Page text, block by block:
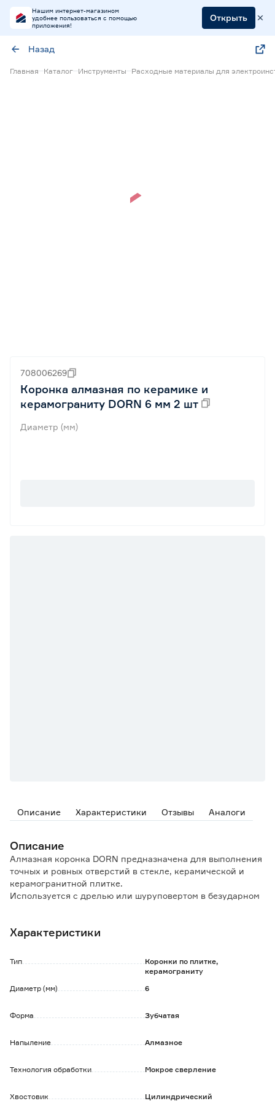
Нашим интернет-магазином
удобнее пользоваться с помощью
приложения!
Открыть
Назад
Главная Каталог Инструменты Расходные материалы для
708006269
Коронка алмазная по керамике и
керамограниту DORN 6 мм 2 шт
Диаметр (мм)
Описание Характеристики Отзывы Аналоги
Описание
Алмазная коронка DORN предназначена для выполнения
точных и ровных отверстий в стекле, керамической и
керамогранитной плитке.
Используется с дрелью или шуруповертом в безударном
Особенности и преимущества:
эффективно внедряется в обрабатываемый материал;
- обеспечивает точное выполнение работ без сколов.
При сверлении требует охлаждения водой.
Характеристики
Тип
Коронки по плитке,
керамограниту
Диаметр (мм)
6
Форма Зубчатая
Напыление Алмазное
Технология обработки Мокрое сверление
Хвостовик Цилиндрический